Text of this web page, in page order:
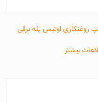
روغنکاری اوتیس پله برقی
بیشتر